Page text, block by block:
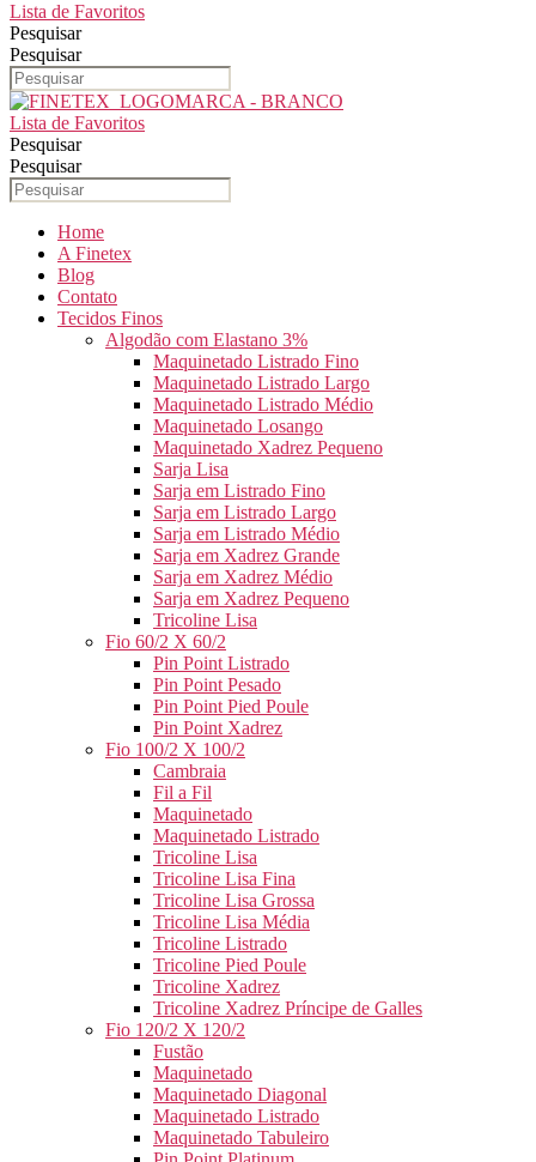
Lista de Favoritos
Pesquisar
Pesquisar
Lista de Favoritos
Pesquisar
Pesquisar
Home
A Finetex
Blog
Contato
Tecidos Finos
Algodão com Elastano 3%
Maquinetado Listrado Fino
Maquinetado Listrado Largo
Maquinetado Listrado Médio
Maquinetado Losango
Maquinetado Xadrez Pequeno
Sarja Lisa
Sarja em Listrado Fino
Sarja em Listrado Largo
Sarja em Listrado Médio
Sarja em Xadrez Grande
Sarja em Xadrez Médio
Sarja em Xadrez Pequeno
Tricoline Lisa
Fio 60/2 X 60/2
Pin Point Listrado
Pin Point Pesado
Pin Point Pied Poule
Pin Point Xadrez
Fio 100/2 X 100/2
Cambraia
Fil a Fil
Maquinetado
Maquinetado Listrado
Tricoline Lisa
Tricoline Lisa Fina
Tricoline Lisa Grossa
Tricoline Lisa Média
Tricoline Listrado
Tricoline Pied Poule
Tricoline Xadrez
Tricoline Xadrez Príncipe de Galles
Fio 120/2 X 120/2
Fustão
Maquinetado
Maquinetado Diagonal
Maquinetado Listrado
Maquinetado Tabuleiro